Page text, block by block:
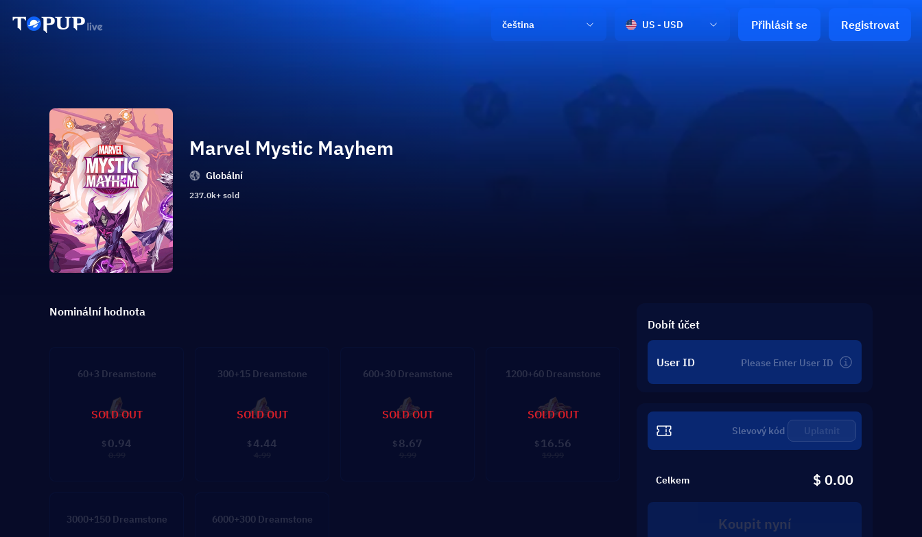
čeština US - USD Přihlásit se Registrovat
Marvel Mystic Mayhem
Globální
237.0k+ sold
Nominální hodnota
60+3 Dreamstone
$ 0.94
SOLD OUT
300+15 Dreamstone
$ 4.44
SOLD OUT
600+30 Dreamstone
$ 8.67
SOLD OUT
1200+60 Dreamstone
$ 16.56
SOLD OUT
3000+150 Dreamstone 6000+300 Dreamstone
Dobít účet
User ID
Uplatnit
Celkem $ 0.00
Koupit nyní